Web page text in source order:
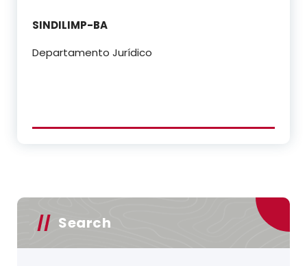
SINDILIMP-BA
Departamento Jurídico
Search